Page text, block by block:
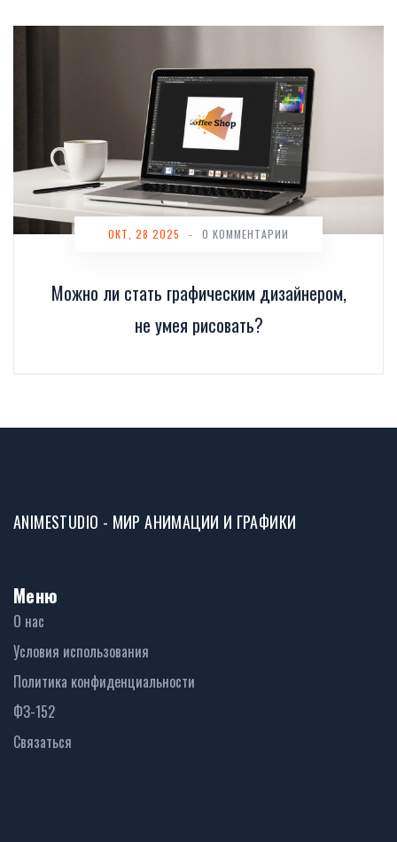
Можно ли стать графическим дизайнером,
не умея рисовать?
ОКТ, 28 2025 - 0 КОММЕНТАРИИ
ANIMESTUDIO - МИР АНИМАЦИИ И ГРАФИКИ
Меню
О нас
Условия использования
Политика конфиденциальности
ФЗ-152
Связаться